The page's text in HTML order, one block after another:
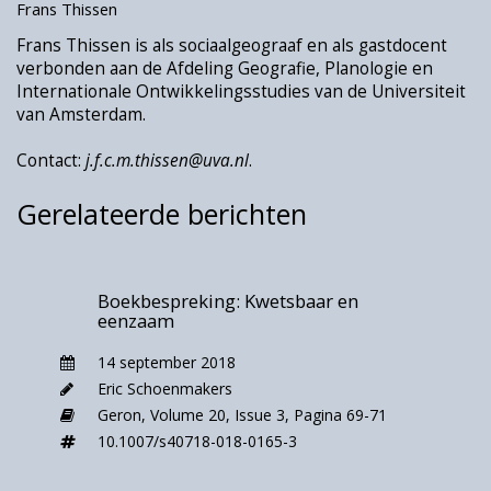
zorgarrangementen (zorg door familie, buren
en vrienden). Volgens Pascal De Decker en
Emma Volckaert wordt de ´woon’-dimensie,
laat staan de ´ruimtelijke´ dimensie, in deze
hieraan tegemoet door de woon- en
beschrijven vanuit de concrete ervaringen en
beschrijving is gebaseerd op half
gestructureerde diepte-interviews onder 35
Gentse, veelal alleenstaande, ouderen (60-
plussers) met een laag inkomen wonend in een
huurwoning, en op de kritische waarnemingen
van de interviewers/onderzoekers.
Frans Thissen
Frans Thissen is als sociaalgeograaf en als gastdocent
verbonden aan de Afdeling Geografie, Planologie en
Internationale Ontwikkelingsstudies van de Universiteit
van Amsterdam.
Contact: j.f.c.m.thissen@uva.nl.
Gerelateerde berichten
Boekbespreking: Kwetsbaar en
eenzaam
14 september 2018
Eric Schoenmakers
Geron, Volume 20, Issue 3, Pagina 69-71
10.1007/s40718-018-0165-3